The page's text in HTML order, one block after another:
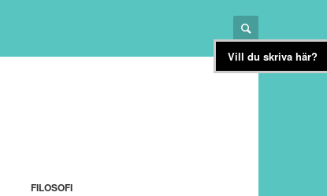
FILOSOFI
Vill du skriva här?